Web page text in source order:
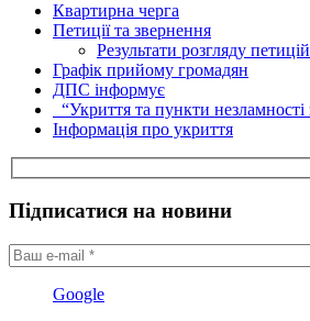
Квартирна черга
Петиції та звернення
Результати розгляду петицій
Графік прийому громадян
ДПС інформує
“Укриття та пункти
Інформація про укриття
Підписатися на новини
Google